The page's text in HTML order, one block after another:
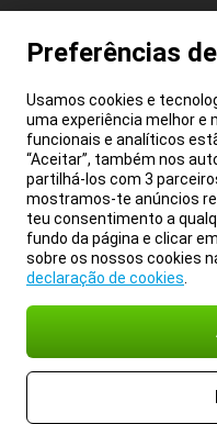
Preferências
Usamos cookies e
uma experiência melhor e
funcionais e analíticos
“Aceitar”, também nos
partilhá-los com 3
mostramos-te anúncios
teu consentimento a
fundo da página e clicar
sobre os nossos cookies
declaração de cookies